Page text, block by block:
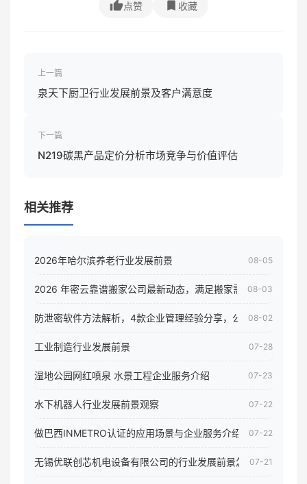
点赞 收藏
上一篇
泉天下厨卫行业发展前景及客户满意度
下一篇
N219碳黑产品定价分析市场竞争与价值评估
相关推荐
2026年哈尔滨养老行业发展前景 08-05
2026 年密云靠谱搬家公司最新动态，满足搬家需求！08-03
防泄密软件方法解析，4款企业管理经验分享，公司员工电脑核
08-02
工业制造行业发展前景 07-28
湿地公园网红喷泉 水景工程企业服务介绍 07-23
水下机器人行业发展前景观察 07-22
做巴西INMETRO认证的应用场景与企业服务介绍 07-22
无锡优联创芯机电设备有限公司的行业发展前景怎样07-21